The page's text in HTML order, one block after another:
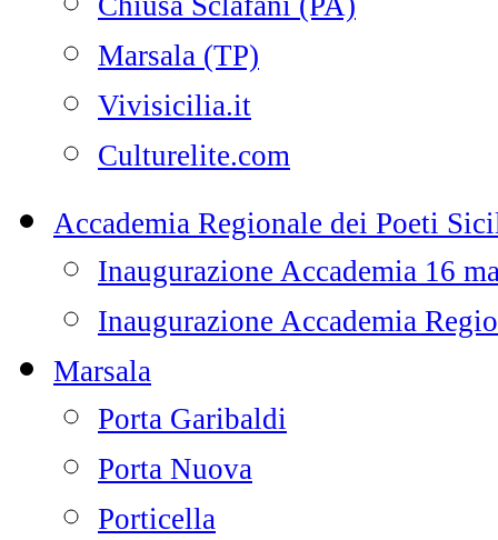
Marsala (TP)
Vivisicilia.it
Culturelite.com
Accademia Regionale dei Poeti
Inaugurazione Accademia 16
Inaugurazione Accademia
Marsala
Porta Garibaldi
Porta Nuova
Porticella